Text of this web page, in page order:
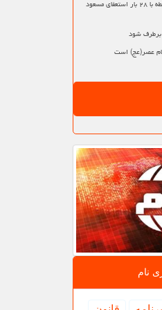
پشت پرده ادعای یک روحانی در رابطه با ۲۸ بار استعفای مسعود
برطرف شود
عصر(عج) است
نام